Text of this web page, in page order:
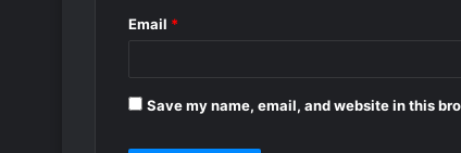
Email *
Save my name, email, and website in this